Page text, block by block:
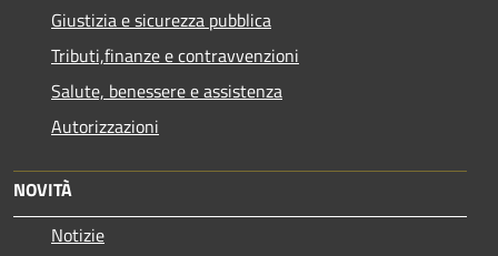
Giustizia e sicurezza pubblica
Tributi,finanze e contravvenzioni
Salute, benessere e assistenza
Autorizzazioni
NOVITÀ
Notizie